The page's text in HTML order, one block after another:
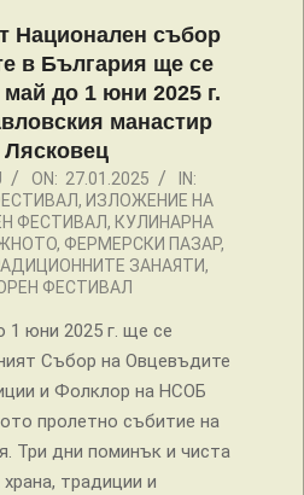
Национален събор
в България ще се
до 1 юни 2025 г.
манастир
Лясковец
ON: 27.01.2025
IN:
, ИЗЛОЖЕНИЕ НА
ФЕСТИВАЛ, КУЛИНАРНА
, ФЕРМЕРСКИ ПАЗАР,
ЗАНАЯТИ,
ФЕСТИВАЛ
1 юни 2025 г. ще се
Събор на Овцевъдите
и Фолклор на НСОБ
пролетно събитие на
Три дни поминък и чиста
традиции и